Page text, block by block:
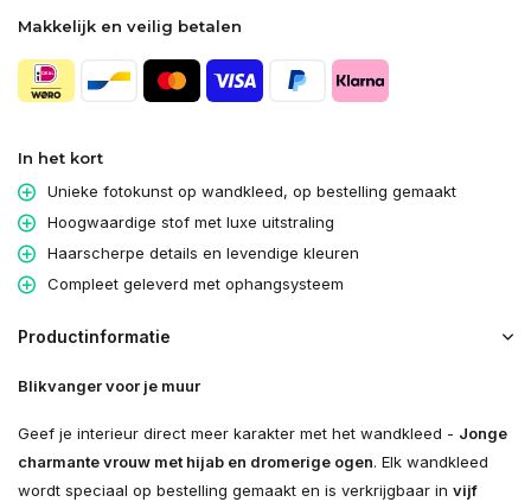
Makkelijk en veilig betalen
In het kort
Unieke fotokunst op wandkleed, op bestelling gemaakt
Hoogwaardige stof met luxe uitstraling
Haarscherpe details en levendige kleuren
Compleet geleverd met ophangsysteem
Productinformatie
Blikvanger voor je muur
Geef je interieur direct meer karakter met het wandkleed - Jonge
charmante vrouw met hijab en dromerige ogen. Elk wandkleed
wordt speciaal op bestelling gemaakt en is verkrijgbaar in vijf